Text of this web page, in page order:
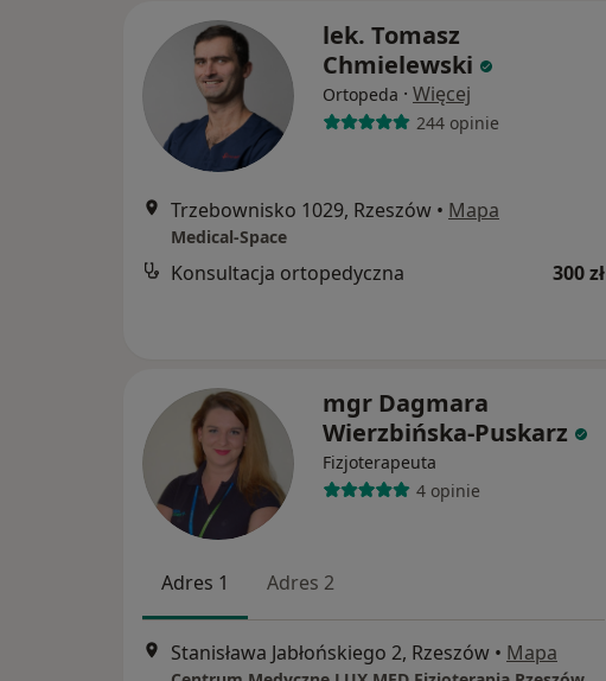
lek. Tomasz
Chmielewski
Ortopeda · Więcej
244 opinie
Trzebownisko 1029, Rzeszów • Mapa
Medical-Space
Konsultacja ortopedyczna 300 zł
mgr Dagmara
Wierzbińska-Puskarz
Fizjoterapeuta
4 opinie
Adres 1 Adres 2
Stanisława Jabłońskiego 2, Rzeszów • Mapa